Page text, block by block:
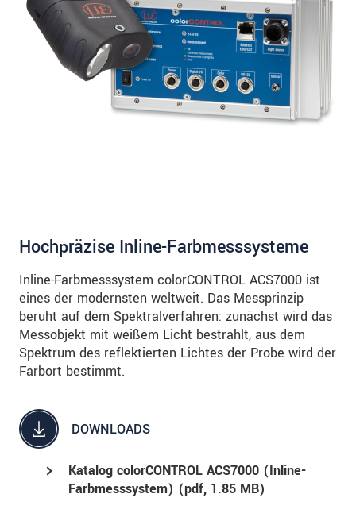
Hochpräzise Inline-Farbmesssysteme
Inline-Farbmesssystem colorCONTROL ACS7000 ist
eines der modernsten weltweit. Das Messprinzip
beruht auf dem Spektralverfahren: zunächst wird das
Messobjekt mit weißem Licht bestrahlt, aus dem
Spektrum des reflektierten Lichtes der Probe wird der
Farbort bestimmt.
DOWNLOADS
Katalog colorCONTROL ACS7000 (Inline-
Farbmesssystem) (pdf, 1.85 MB)